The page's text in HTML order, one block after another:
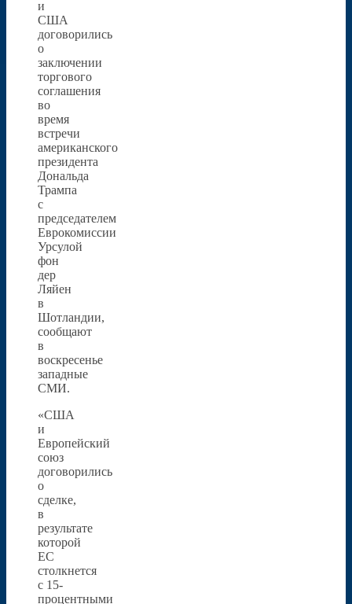
и
США
договорились
о
заключении
торгового
соглашения
во
время
встречи
американского
президента
Дональда
Трампа
с
председателем
Еврокомиссии
Урсулой
фон
дер
Ляйен
в
Шотландии,
сообщают
в
воскресенье
западные
СМИ.
«США
и
Европейский
союз
договорились
о
сделке,
в
результате
которой
ЕС
столкнется
с 15-
процентными